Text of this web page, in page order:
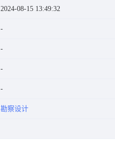
2024-08-15 13:49:32
勘察设计